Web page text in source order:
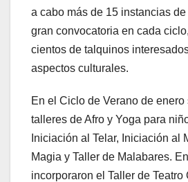
a cabo más de 15 instancias
gran convocatoria en cada
cientos de talquinos
aspectos culturales.
En el Ciclo de Verano de
talleres de Afro y Yoga para
Iniciación al Telar, Iniciación al
Magia y Taller de Malabares.
incorporaron el Taller de Teatro